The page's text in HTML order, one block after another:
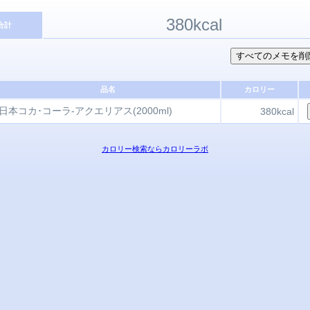
計 380kcal
品名 カロリー
本コカ･コーラ-アクエリアス(2000ml) 380kcal
カロリー検索ならカロリーラボ